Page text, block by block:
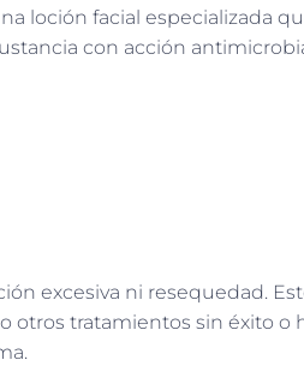
loción facial especializada
con acción
excesiva ni resequedad.
otros tratamientos sin éxito o